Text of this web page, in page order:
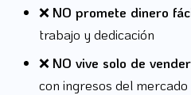
❌ NO promete dinero
trabajo y dedicación
❌ NO vive solo de
con ingresos del mercado